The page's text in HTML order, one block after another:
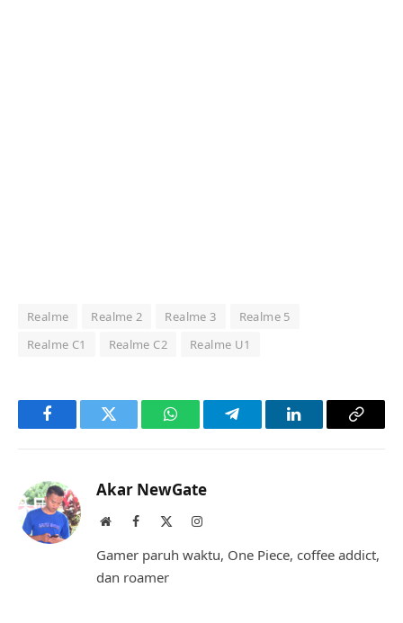
Realme Realme 2 Realme 3
Realme 5
Realme C1
Realme C2 Realme U1
FacebookTwitter WhatsAppTelegramLinkedInCopy
Akar NewGate
WebsiteFacebook Instagram
Gamer paruh waktu, One Piece, coffee addict,
dan roamer